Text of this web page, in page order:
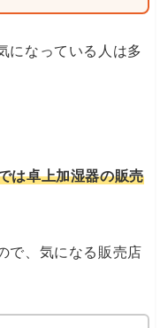
になっている人は多
は卓上加湿器の販売
で、気になる販売店